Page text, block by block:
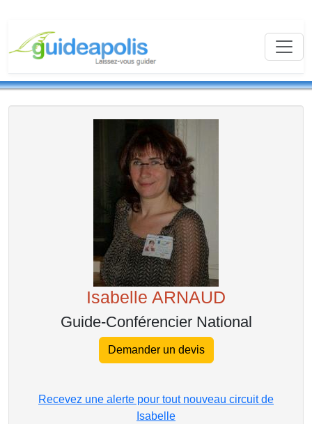
Isabelle ARNAUD
Guide-Conférencier National
Demander un devis
Recevez une alerte pour tout nouveau circuit de
Isabelle